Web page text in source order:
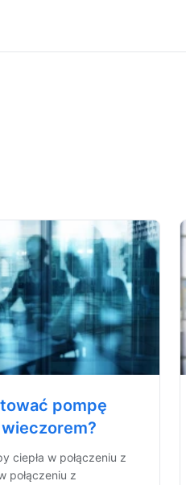
pompę
wieczorem?
ciepła w połączeniu z
połączeniu z